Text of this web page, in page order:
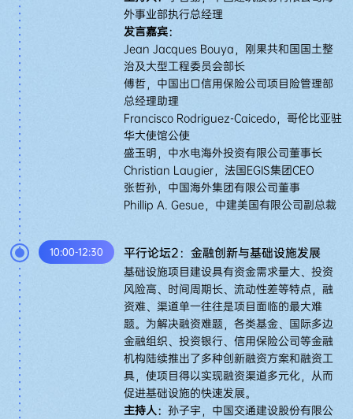
外事业部执行总经理
发言嘉宾：
Jean Jacques Bouya，刚果共和国国土整
治及大型工程委员会部长
傅哲，中国出口信用保险公司项目险管理部
总经理助理
Francisco Rodriguez-Caicedo，哥伦比亚驻
华大使馆公使
盛玉明，中水电海外投资有限公司董事长
Christian Laugier，法国EGIS集团CEO
张哲孙，中国海外集团有限公司董事
Phillip A. Gesue，中建美国有限公司副总裁
10:00-12:30 平行论坛2：金融创新与基础设施发展
基础设施项目建设具有资金需求量大、投资
风险高、时间周期长、流动性差等特点，融
资难、渠道单一往往是项目面临的最大难
题。为解决融资难题，各类基金、国际多边
金融组织、投资银行、信用保险公司等金融
机构陆续推出了多种创新融资方案和融资工
具，使项目得以实现融资渠道多元化，从而
促进基础设施的快速发展。
主持人：孙子宇，中国交通建设股份有限公